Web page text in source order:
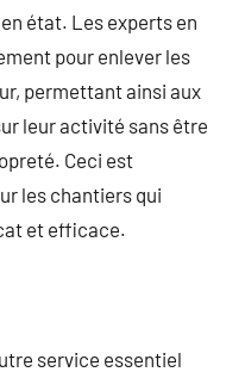
état. Les experts en
pour enlever les
permettant ainsi aux
leur activité sans être
Ceci est
les chantiers qui
et efficace.
service essentiel